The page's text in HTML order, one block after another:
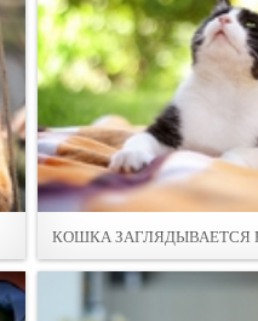
КОШКА ЗАГЛЯДЫВАЕТСЯ